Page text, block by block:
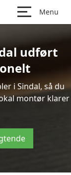
Menu
udført
i Sindal, så du
montør klarer